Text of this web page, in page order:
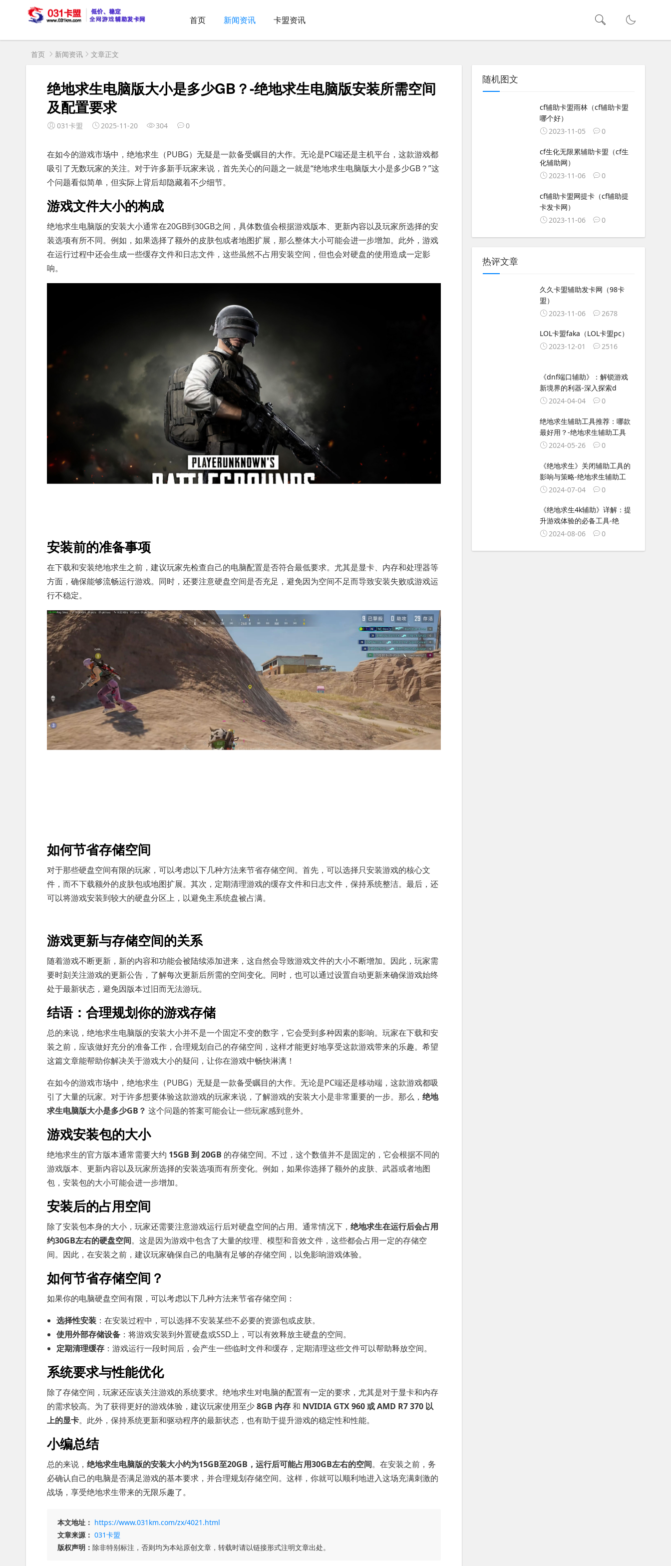
首页 新闻资讯 卡盟资讯
首页 新闻资讯 文章正文
绝地求生电脑版大小是多少GB？-绝地求生电脑版安装所需空间
及配置要求
031卡盟 2025-11-20 304 0
在如今的游戏市场中，绝地求生（PUBG）无疑是一款备受瞩目的大作。无论是PC端还是主机平台，这款游戏都
吸引了无数玩家的关注。对于许多新手玩家来说，首先关心的问题之一就是“绝地求生电脑版大小是多少GB？”这
个问题看似简单，但实际上背后却隐藏着不少细节。
游戏文件大小的构成
绝地求生电脑版的安装大小通常在20GB到30GB之间，具体数值会根据游戏版本、更新内容以及玩家所选择的安
装选项有所不同。例如，如果选择了额外的皮肤包或者地图扩展，那么整体大小可能会进一步增加。此外，游戏
在运行过程中还会生成一些缓存文件和日志文件，这些虽然不占用安装空间，但也会对硬盘的使用造成一定影
响。
安装前的准备事项
在下载和安装绝地求生之前，建议玩家先检查自己的电脑配置是否符合最低要求。尤其是显卡、内存和处理器等
方面，确保能够流畅运行游戏。同时，还要注意硬盘空间是否充足，避免因为空间不足而导致安装失败或游戏运
行不稳定。
如何节省存储空间
对于那些硬盘空间有限的玩家，可以考虑以下几种方法来节省存储空间。首先，可以选择只安装游戏的核心文
件，而不下载额外的皮肤包或地图扩展。其次，定期清理游戏的缓存文件和日志文件，保持系统整洁。最后，还
可以将游戏安装到较大的硬盘分区上，以避免主系统盘被占满。
游戏更新与存储空间的关系
随着游戏不断更新，新的内容和功能会被陆续添加进来，这自然会导致游戏文件的大小不断增加。因此，玩家需
要时刻关注游戏的更新公告，了解每次更新后所需的空间变化。同时，也可以通过设置自动更新来确保游戏始终
处于最新状态，避免因版本过旧而无法游玩。
结语：合理规划你的游戏存储
总的来说，绝地求生电脑版的安装大小并不是一个固定不变的数字，它会受到多种因素的影响。玩家在下载和安
装之前，应该做好充分的准备工作，合理规划自己的存储空间，这样才能更好地享受这款游戏带来的乐趣。希望
这篇文章能帮助你解决关于游戏大小的疑问，让你在游戏中畅快淋漓！
在如今的游戏市场中，绝地求生（PUBG）无疑是一款备受瞩目的大作。无论是PC端还是移动端，这款游戏都吸
引了大量的玩家。对于许多想要体验这款游戏的玩家来说，了解游戏的安装大小是非常重要的一步。那么， 绝地
求生电脑版大小是多少GB？ 这个问题的答案可能会让一些玩家感到意外。
游戏安装包的大小
绝地求生的官方版本通常需要大约 15GB 到 20GB 的存储空间。不过，这个数值并不是固定的，它会根据不同的
游戏版本、更新内容以及玩家所选择的安装选项而有所变化。例如，如果你选择了额外的皮肤、武器或者地图
包，安装包的大小可能会进一步增加。
安装后的占用空间
除了安装包本身的大小，玩家还需要注意游戏运行后对硬盘空间的占用。通常情况下， 绝地求生在运行后会占用
约30GB左右的硬盘空间。这是因为游戏中包含了大量的纹理、模型和音效文件，这些都会占用一定的存储空
间。因此，在安装之前，建议玩家确保自己的电脑有足够的存储空间，以免影响游戏体验。
如何节省存储空间？
如果你的电脑硬盘空间有限，可以考虑以下几种方法来节省存储空间：
选择性安装 ：在安装过程中，可以选择不安装某些不必要的资源包或皮肤。
使用外部存储设备 ：将游戏安装到外置硬盘或SSD上，可以有效释放主硬盘的空间。
定期清理缓存 ：游戏运行一段时间后，会产生一些临时文件和缓存，定期清理这些文件可以帮助释放空间。
系统要求与性能优化
除了存储空间，玩家还应该关注游戏的系统要求。绝地求生对电脑的配置有一定的要求，尤其是对于显卡和内存
的需求较高。为了获得更好的游戏体验，建议玩家使用至少8GB 内存和 NVIDIA GTX 960 或 AMD R7 370 以
上的显卡。此外，保持系统更新和驱动程序的最新状态，也有助于提升游戏的稳定性和性能。
小编总结
总的来说， 绝地求生电脑版的安装大小约为15GB至20GB，运行后可能占用30GB左右的空间。在安装之前，务
必确认自己的电脑是否满足游戏的基本要求，并合理规划存储空间。这样，你就可以顺利地进入这场充满刺激的
战场，享受绝地求生带来的无限乐趣了。
本文地址： https://www.031km.com/zx/4021.html
文章来源： 031卡盟
版权声明： 除非特别标注，否则均为本站原创文章，转载时请以链接形式注明文章出处。
随机图文
cf辅助卡盟雨林（cf辅助卡盟
哪个好）
2023-11-05
0
cf生化无限累辅助卡盟（cf生
化辅助网）
2023-11-06
0
cf辅助卡盟网提卡（cf辅助提
卡发卡网）
2023-11-06
0
热评文章
久久卡盟辅助发卡网（98卡
盟）
2023-11-06
2678
LOL卡盟faka（LOL卡盟pc）
2023-12-01
2516
《dnf端口辅助》：解锁游戏
新境界的利器-深入探索d
2024-04-04
0
绝地求生辅助工具推荐：哪款
最好用？-绝地求生辅助工具
2024-05-26
0
《绝地求生》关闭辅助工具的
影响与策略-绝地求生辅助工
2024-07-04
0
《绝地求生4k辅助》详解：提
升游戏体验的必备工具-绝
2024-08-06
0